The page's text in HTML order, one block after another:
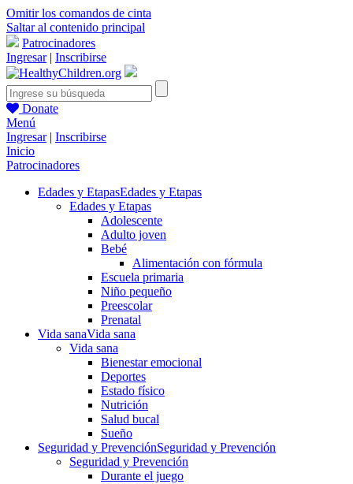
Omitir los comandos de cinta
Saltar al contenido principal
Patrocinadores
Ingresar| Inscribirse
Donate
Menú
Ingresar| Inscribirse
Inicio
Patrocinadores
Edades y EtapasEdades y Etapas
Edades y Etapas
Adolescente
Adulto joven
Bebé
Alimentación con fórmula
Escuela primaria
Niño pequeño
Preescolar
Prenatal
Vida sanaVida sana
Vida sana
Bienestar emocional
Deportes
Estado físico
Nutrición
Salud bucal
Sueño
Seguridad y PrevenciónSeguridad y Prevención
Seguridad y Prevención
Durante el juego